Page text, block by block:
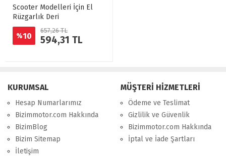
Scooter Modelleri İçin El
Rüzgarlık Deri
%10
657,26 TL
594,31 TL
KURUMSAL
Hesap Numarlarımız
Bizimmotor.com Hakkında
BizimBlog
Bizim Sitemap
İletişim
MÜŞTERİ HİZMETLERİ
Ödeme ve Teslimat
Gizlilik ve Güvenlik
Bizimmotor.com Hakkında
İptal ve İade Şartları